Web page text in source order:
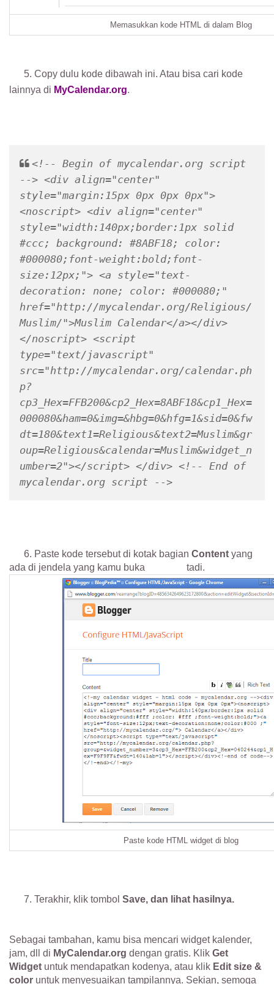
Memasukkan kode HTML di dalam Blog
5. Copy dulu kode dibawah ini. Atau bisa cari kode
lainnya di MyCalendar.org.
<!-- Begin of mycalendar.org script
--> <div align="center"
style="margin:15px 0px 0px 0px">
<noscript> <div align="center"
style="width:140px;border:1px solid
#ccc; background: #8ABF18; color:
#000080;font-weight:bold;font-
size:12px;"> <a style="text-
decoration: none; color: #000080;"
href="http://mycalendar.org/Religious/
Muslim/">Muslim Calendar</a></div>
</noscript> <script
type="text/javascript"
src="http://mycalendar.org/calendar.ph
p?
cp3_Hex=FFB200&cp2_Hex=8ABF18&cp1_Hex=
000080&ham=0&img=&hbg=0&hfg=1&sid=0&fw
dt=180&text1=Religious&text2=Muslim&gr
oup=Religious&calendar=Muslim&widget_n
umber=2"></script> </div> <!-- End of
mycalendar.org script -->
6. Paste kode tersebut di kotak bagian Content yang
ada di jendela yang kamu buka tadi.
Paste kode HTML widget di blog
7. Terakhir, klik tombol Save, dan lihat hasilnya.
Sebagai tambahan, kamu bisa mencari widget kalender,
jam, dll di MyCalendar.org dengan gratis. Klik Get
Widget untuk mendapatkan kodenya, atau klik Edit size &
color untuk menyesuaikan tampilannya. Sekian, semoga